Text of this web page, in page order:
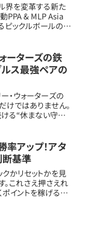
界を変革する新た
PPA & MLP Asia
ピックルボールの発
ーターズの鉄
ス最強ペアの
ー・ウォーターズの
けではありません。
る“休まない守
ブライトとアナ・
率アップ！アタ
断基準
かリセットかを見
。これさえ押さえれ
イントを稼げるよ